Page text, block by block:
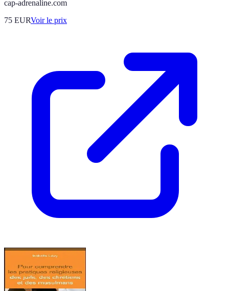
cap-adrenaline.com
75 EURVoir le prix